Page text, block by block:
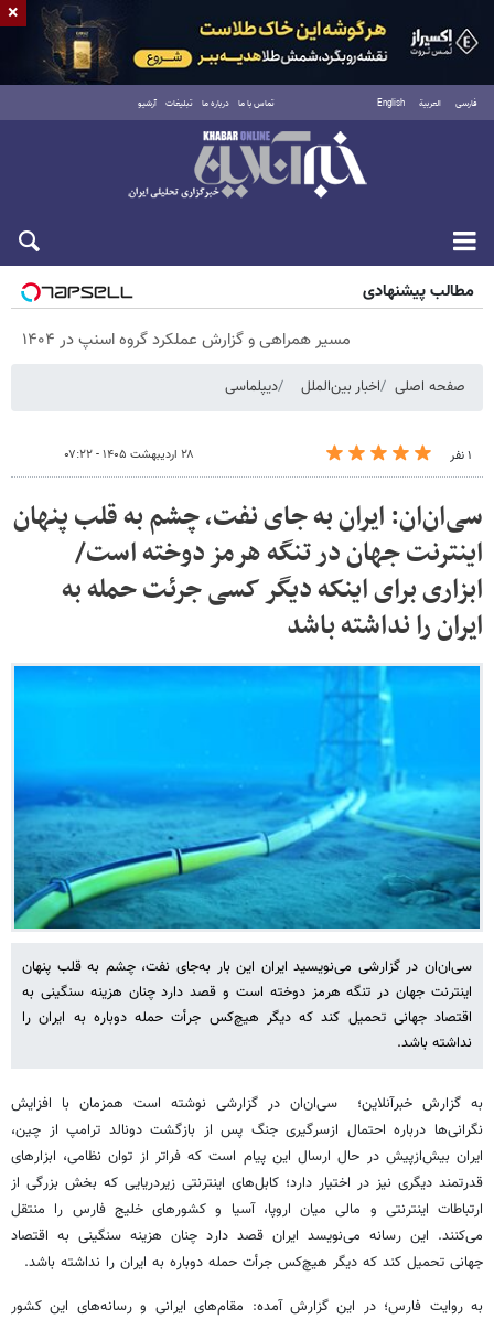
فارسی العربية English تماس با ما درباره ما تبلیغات آرشیو
پنجشنبه ۱۵ مرداد ۱۴۰۵
مطالب پیشنهادی
مسیر همراهی و گزارش عملکرد گروه اسنپ در ۱۴۰۴
صفحه اصلی اخبار بین‌الملل دیپلماسی
۱ نفر ۲۸ اردیبهشت ۱۴۰۵ - ۰۷:۲۲
سی‌ان‌ان: ایران به‌ جای نفت، چشم به قلب پنهان
اینترنت جهان در تنگه هرمز دوخته است/
ابزاری برای اینکه دیگر کسی جرئت حمله به
ایران را نداشته باشد
سی‌ان‌ان در گزارشی می‌نویسید ایران این بار به‌جای نفت، چشم به قلب پنهان
اینترنت جهان در تنگه هرمز دوخته است و قصد دارد چنان هزینه سنگینی به
اقتصاد جهانی تحمیل کند که دیگر هیچ‌کس جرأت حمله دوباره به ایران را
نداشته باشد.
به گزارش خبرآنلاین؛ سی‌ان‌ان در گزارشی نوشته است همزمان با افزایش
نگرانی‌ها درباره احتمال ازسرگیری جنگ پس از بازگشت دونالد ترامپ از چین،
ایران بیش‌ازپیش در حال ارسال این پیام است که فراتر از توان نظامی، ابزارهای
قدرتمند دیگری نیز در اختیار دارد؛ کابل‌های اینترنتی زیردریایی که بخش بزرگی از
ارتباطات اینترنتی و مالی میان اروپا، آسیا و کشورهای خلیج فارس را منتقل
می‌کنند. این رسانه می‌نویسد ایران قصد دارد چنان هزینه سنگینی به اقتصاد
جهانی تحمیل کند که دیگر هیچ‌کس جرأت حمله دوباره به ایران را نداشته باشد.
به روایت فارس؛ در این گزارش آمده: مقام‌های ایرانی و رسانه‌های این کشور
×